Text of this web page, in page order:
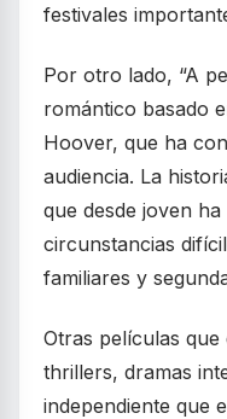
festivales
Por otro lado, “A
romántico basado
Hoover, que ha
audiencia. La
que desde joven
circunstancias
familiares y
Otras películas
thrillers, dramas
independiente que